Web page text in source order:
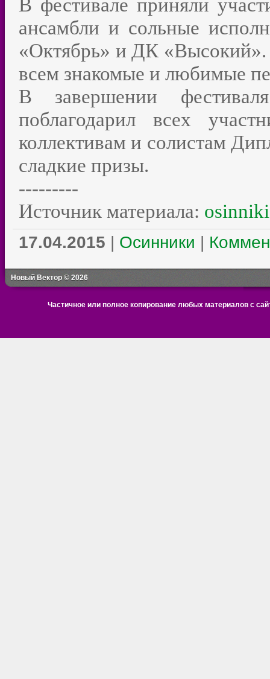
В фестивале приняли
ансамбли и сольные
«Октябрь» и ДК «Высокий».
всем знакомые и любимые
В завершении
поблагодарил всех
коллективам и солистам
сладкие призы.
---------
Источник материала:
17.04.2015 | Осинники |
Новый Вектор © 2026
Частичное или полное копирование любых материалов с